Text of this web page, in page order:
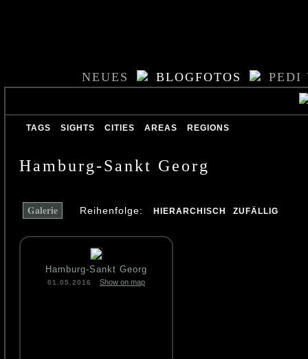
NEUES BLOGFOTOS PEDI
TAGS SIGHTS CITIES AREAS REGIONS
Hamburg-Sankt Georg
Galerie Reihenfolge: HIERARCHISCH ZUFÄLLIG
Hamburg-Sankt Georg
01.05.2016 Show on map